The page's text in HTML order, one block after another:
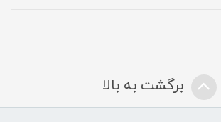
برگشت به بالا